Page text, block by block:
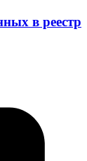
в реестр